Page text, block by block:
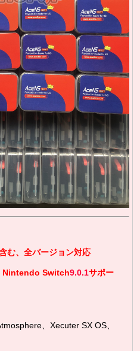
む、全バージョン対応
Nintendo Switch9.0.1サポー
、Xecuter SX OS、